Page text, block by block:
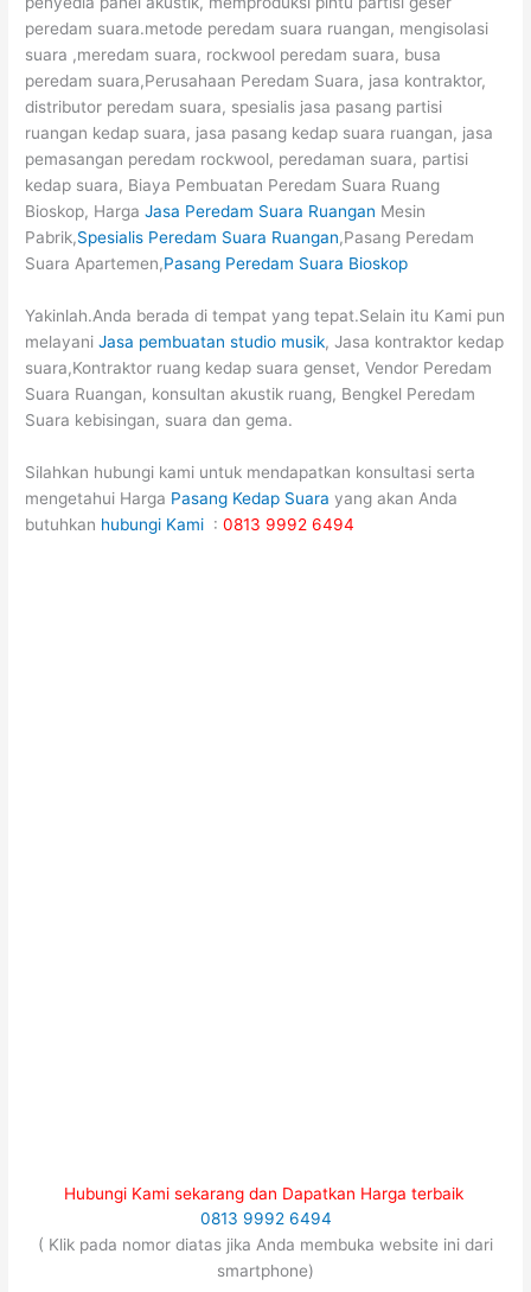
peredam suara.metode peredam suara ruangan, mengisolasi
suara ,meredam suara, rockwool peredam suara, busa
peredam suara,Perusahaan Peredam Suara, jasa kontraktor,
distributor peredam suara, spesialis jasa pasang partisi
ruangan kedap suara, jasa pasang kedap suara ruangan, jasa
pemasangan peredam rockwool, peredaman suara, partisi
kedap suara, Biaya Pembuatan Peredam Suara Ruang
Bioskop, HargaJasa Peredam Suara Ruangan Mesin
Pabrik,Spesialis Peredam Suara Ruangan,Pasang Peredam
Suara Apartemen,Pasang Peredam Suara Bioskop
Yakinlah.Anda berada di tempat yang tepat.Selain itu Kami pun
melayaniJasa pembuatan studio musik, Jasa kontraktor kedap
suara,Kontraktor ruang kedap suara genset, Vendor Peredam
Suara Ruangan, konsultan akustik ruang, Bengkel Peredam
Suara kebisingan, suara dan gema.
Silahkan hubungi kami untuk mendapatkan konsultasi serta
mengetahui Harga Pasang Kedap Suara yang akan Anda
butuhkan hubungi Kami :0813 9992 6494
Hubungi Kami sekarang dan Dapatkan Harga terbaik
0813 9992 6494
( Klik pada nomor diatas jika Anda membuka website ini dari
smartphone)